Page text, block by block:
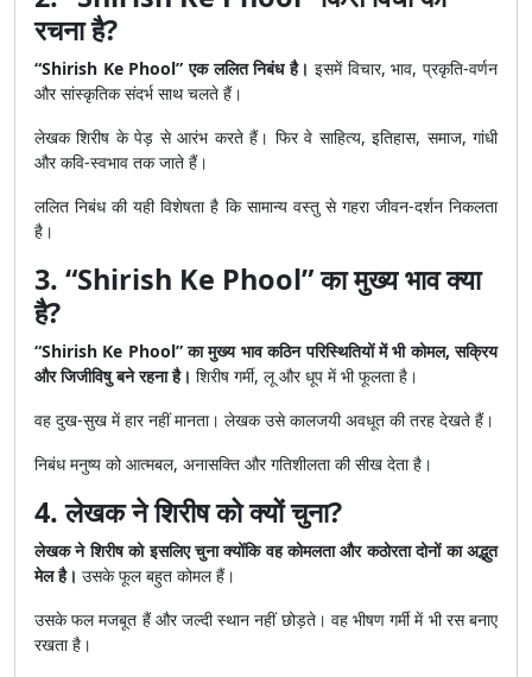
रचना है?
“Shirish Ke Phool” एक ललित निबंध है। इसमें विचार, भाव, प्रकृति-वर्णन
और सांस्कृतिक संदर्भ साथ चलते हैं।
लेखक शिरीष के पेड़ से आरंभ करते हैं। फिर वे साहित्य, इतिहास, समाज, गांधी
और कवि-स्वभाव तक जाते हैं।
ललित निबंध की यही विशेषता है कि सामान्य वस्तु से गहरा जीवन-दर्शन निकलता
है।
3. “Shirish Ke Phool” का मुख्य भाव क्या
है?
“Shirish Ke Phool” का मुख्य भाव कठिन परिस्थितियों में भी कोमल, सक्रिय
और जिजीविषु बने रहना है। शिरीष गर्मी, लू और धूप में भी फूलता है।
वह दुख-सुख में हार नहीं मानता। लेखक उसे कालजयी अवधूत की तरह देखते हैं।
निबंध मनुष्य को आत्मबल, अनासक्ति और गतिशीलता की सीख देता है।
4. लेखक ने शिरीष को क्यों चुना?
लेखक ने शिरीष को इसलिए चुना क्योंकि वह कोमलता और कठोरता दोनों का अद्भुत
मेल है। उसके फूल बहुत कोमल हैं।
उसके फल मजबूत हैं और जल्दी स्थान नहीं छोड़ते। वह भीषण गर्मी में भी रस बनाए
रखता है।